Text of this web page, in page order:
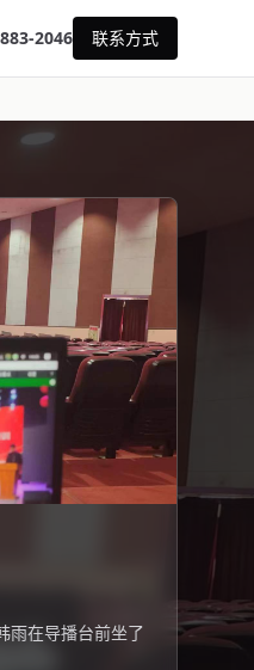
2046 联系方式
雨在导播台前坐了